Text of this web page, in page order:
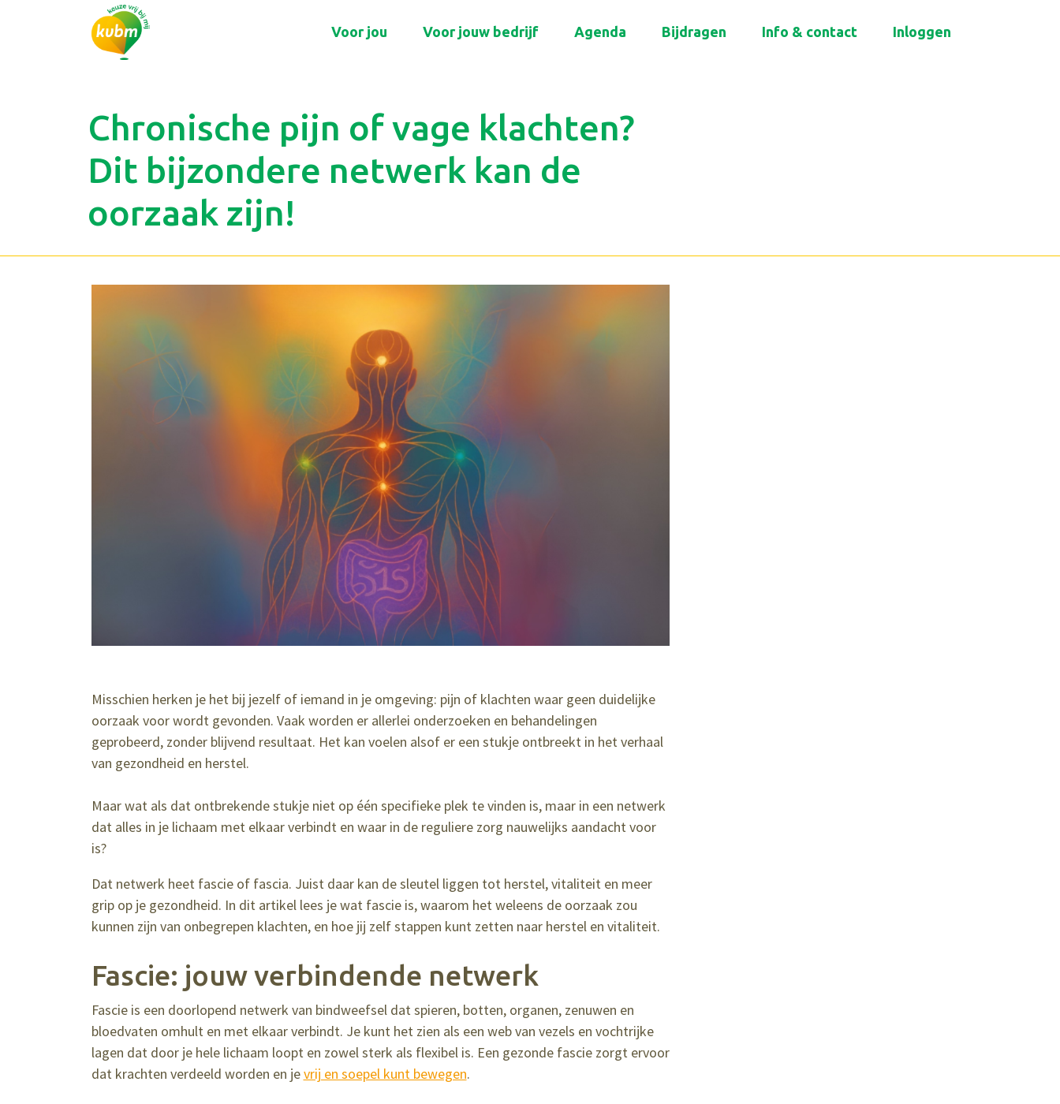
Voor jou Voor jouw bedrijf Agenda Bijdragen Info & contact Inloggen
Chronische pijn of vage klachten?
Dit bijzondere netwerk kan de
oorzaak zijn!
Misschien herken je het bij jezelf of iemand in je omgeving: pijn of klachten waar geen duidelijke
oorzaak voor wordt gevonden. Vaak worden er allerlei onderzoeken en behandelingen
geprobeerd, zonder blijvend resultaat. Het kan voelen alsof er een stukje ontbreekt in het verhaal
van gezondheid en herstel.
Maar wat als dat ontbrekende stukje niet op één specifieke plek te vinden is, maar in een netwerk
dat alles in je lichaam met elkaar verbindt en waar in de reguliere zorg nauwelijks aandacht voor
is?
Dat netwerk heet fascie of fascia. Juist daar kan de sleutel liggen tot herstel, vitaliteit en meer
grip op je gezondheid. In dit artikel lees je wat fascie is, waarom het weleens de oorzaak zou
kunnen zijn van onbegrepen klachten, en hoe jij zelf stappen kunt zetten naar herstel en vitaliteit.
Fascie: jouw verbindende netwerk
Fascie is een doorlopend netwerk van bindweefsel dat spieren, botten, organen, zenuwen en
bloedvaten omhult en met elkaar verbindt. Je kunt het zien als een web van vezels en vochtrijke
lagen dat door je hele lichaam loopt en zowel sterk als flexibel is. Een gezonde fascie zorgt ervoor
dat krachten verdeeld worden en jevrij en soepel kunt bewegen.